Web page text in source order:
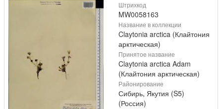
Штрихкод
MW0058163
Название в коллекции
Claytonia arctica (Клайтония
арктическая)
Принятое название
Claytonia arctica Adam
(Клайтония арктическая)
Районирование
Сибирь, Якутия (S5)
(Россия)